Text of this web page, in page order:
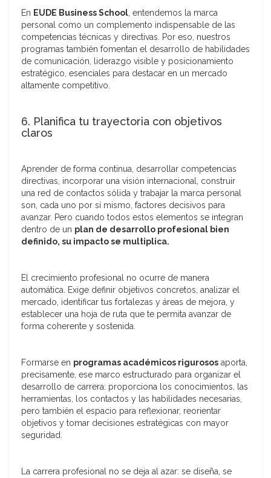
En EUDE Business School, entendemos la marca
personal como un complemento indispensable de las
competencias técnicas y directivas. Por eso, nuestros
programas también fomentan el desarrollo de habilidades
de comunicación, liderazgo visible y posicionamiento
estratégico, esenciales para destacar en un mercado
altamente competitivo.
6. Planifica tu trayectoria con objetivos
claros
Aprender de forma continua, desarrollar competencias
directivas, incorporar una visión internacional, construir
una red de contactos sólida y trabajar la marca personal
son, cada uno por sí mismo, factores decisivos para
avanzar. Pero cuando todos estos elementos se integran
dentro de un plan de desarrollo profesional bien
definido, su impacto se multiplica.
El crecimiento profesional no ocurre de manera
automática. Exige definir objetivos concretos, analizar el
mercado, identificar tus fortalezas y áreas de mejora, y
establecer una hoja de ruta que te permita avanzar de
forma coherente y sostenida.
Formarse en programas académicos rigurosos aporta,
precisamente, ese marco estructurado para organizar el
desarrollo de carrera: proporciona los conocimientos, las
herramientas, los contactos y las habilidades necesarias,
pero también el espacio para reflexionar, reorientar
objetivos y tomar decisiones estratégicas con mayor
seguridad.
La carrera profesional no se deja al azar: se diseña, se